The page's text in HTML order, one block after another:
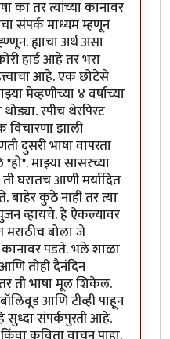
का तर त्यांच्या कानावर
संपर्क माध्यम म्हणून
ह्याचा अर्थ असा
हार्ड आहे तर भरा
आहे. एक छोटेसे
मेव्हणीच्या ४ वर्षाच्या
स्पीच थेरपिस्ट
झाली
दुसरी भाषा वापरता
माझ्या सासरच्या
घरातच आणी मर्यादित
कुठे नाही तर त्या
व्हायचे. हे ऐकल्यावर
मराठीच बोला जे
पडते. भले शाळा
तोही दैनंदिन
ती भाषा मूल शिकेल.
आणि टीव्ही पाहून
संपर्कपुरती आहे.